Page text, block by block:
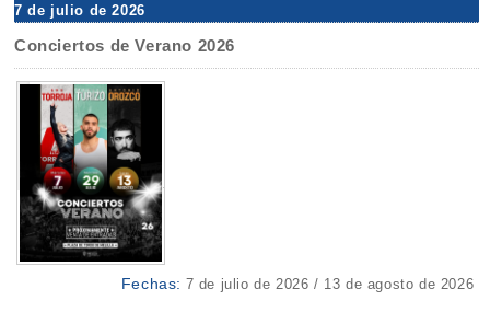
7 de julio de 2026
Conciertos de Verano 2026
Fechas: 7 de julio de 2026 / 13 de agosto de 2026